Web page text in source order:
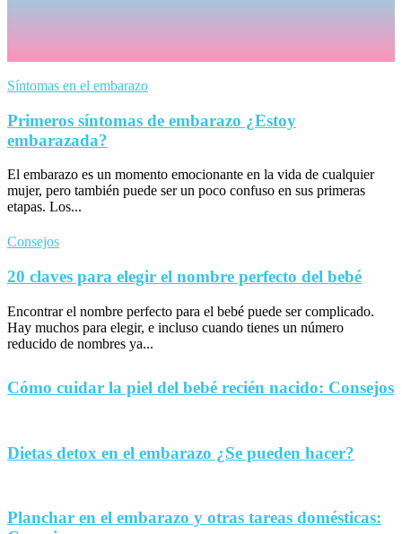
Síntomas en el embarazo
Primeros síntomas de embarazo ¿Estoy
embarazada?
El embarazo es un momento emocionante en la vida de cualquier
mujer, pero también puede ser un poco confuso en sus primeras
etapas. Los...
Consejos
20 claves para elegir el nombre perfecto del bebé
Encontrar el nombre perfecto para el bebé puede ser complicado.
Hay muchos para elegir, e incluso cuando tienes un número
reducido de nombres ya...
Cómo cuidar la piel del bebé recién nacido: Consejos
Dietas detox en el embarazo ¿Se pueden hacer?
Planchar en el embarazo y otras tareas domésticas: